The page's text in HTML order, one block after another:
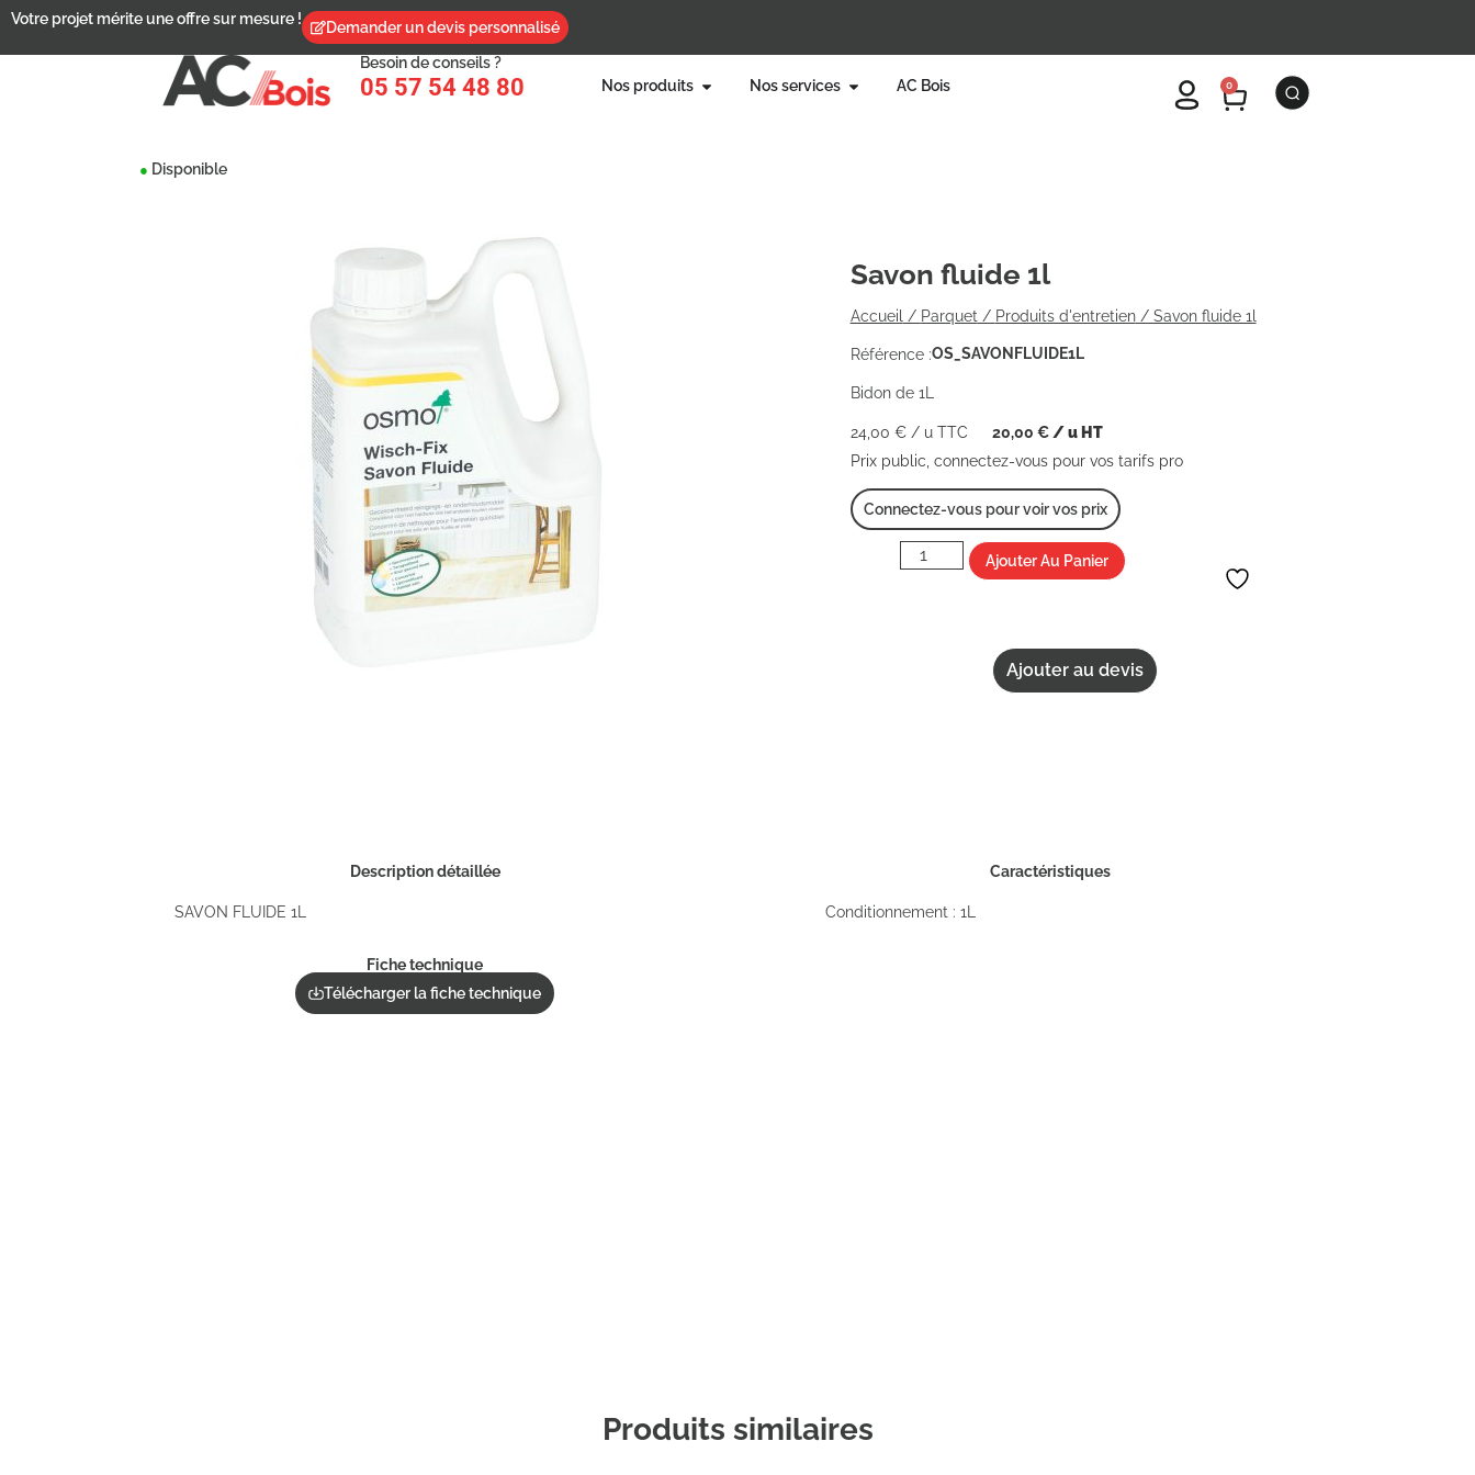
Votre projet mérite une offre sur mesure !
Demander un devis personnalisé
Besoin de conseils ?
05 57 54 48 80 Nos produits Nos services AC Bois 0
● Disponible
Savon fluide 1l
Accueil / Parquet / Produits d'entretien/ Savon fluide 1l
Référence :OS_SAVONFLUIDE1L
Bidon de 1L
24,00 €/ u TTC 20,00 €/ u HT
Prix public, connectez-vous pour vos tarifs pro
Connectez-vous pour voir vos prix
Ajouter Au Panier
Ajouter au devis
Description détaillée
SAVON FLUIDE 1L
Fiche technique
Télécharger la fiche technique
Caractéristiques
Conditionnement : 1L
Produits similaires